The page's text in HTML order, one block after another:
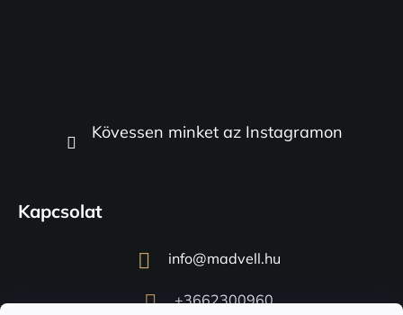
Kövessen minket az Instagramon
Kapcsolat
info@madvell.hu
+3662300960